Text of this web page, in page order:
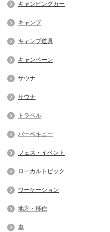
キャンピングカー
キャンプ
キャンプ道具
キャンペーン
サウナ
サウナ
トラベル
バーベキュー
フェス・イベント
ローカルトピック
ワーケーション
地方・移住
車